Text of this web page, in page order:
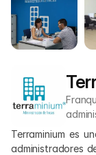
Terraminium es
administradores